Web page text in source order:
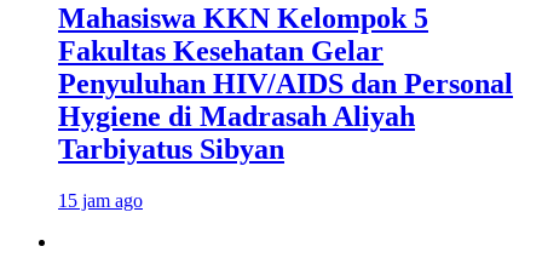
Mahasiswa KKN Kelompok 5
Fakultas Kesehatan Gelar
Penyuluhan HIV/AIDS dan Personal
Hygiene di Madrasah Aliyah
Tarbiyatus Sibyan
15 jam ago